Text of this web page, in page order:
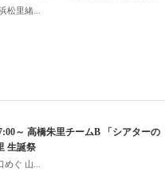
松里緒...
～ 高橋朱里チームB 「シアターの
生誕祭
ぐ 山...